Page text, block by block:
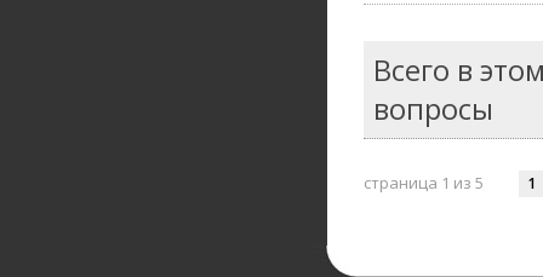
Всего в
вопросы
страница 1 из 5 1